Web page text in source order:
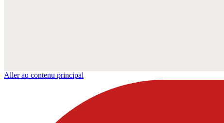
Aller au contenu principal